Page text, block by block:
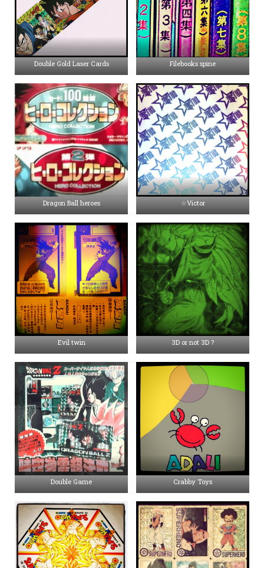
Double Gold Laser Cards Filebooks spine
Dragon Ball heroes ☆Victor
Evil twin 3D or not 3D ?
Double Game Crabby Toys